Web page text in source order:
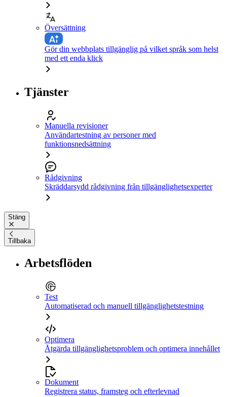
Översättning
Gör din webbplats tillgänglig på vilket språk som helst
med ett enda klick
Tjänster
Manuella revisioner
Användartestning av personer med
funktionsnedsättning
Rådgivning
Skräddarsydd rådgivning från tillgänglighetsexperter
Stäng
Tillbaka
Arbetsflöden
Test
Automatiserad och manuell tillgänglighetstestning
Optimera
Åtgärda tillgänglighetsproblem och optimera innehållet
Dokument
Registrera status, framsteg och efterlevnad